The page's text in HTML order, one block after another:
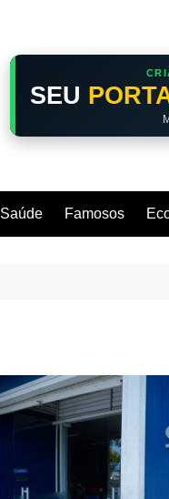
SEU
Saúde Famosos